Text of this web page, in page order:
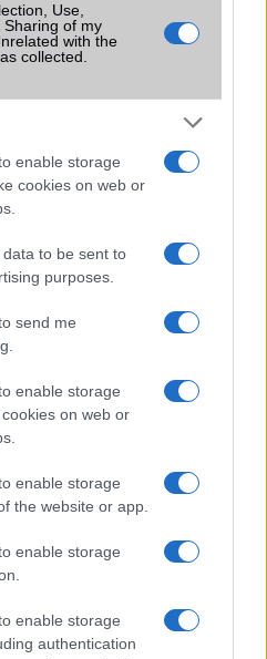
Use,
of my
with the
collected.
enable storage
cookies on web or
to be sent to
purposes.
send me
enable storage
on web or
enable storage
the website or app.
enable storage
enable storage
authentication
Tablet PC
1,55
2026-07-13 19:00:00
Galaxy S26
GSM